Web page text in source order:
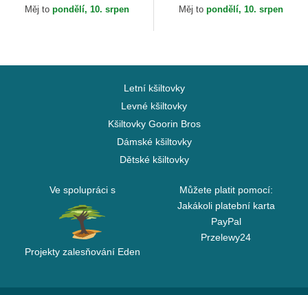
MLB New Era
Měj to pondělí, 10. srpen
New Era
Měj to pondělí, 10. srpen
Letní kšiltovky
Levné kšiltovky
Kšiltovky Goorin Bros
Dámské kšiltovky
Dětské kšiltovky
Ve spolupráci s
Projekty zalesňování Eden
Můžete platit pomocí:
Jakákoli platební karta
PayPal
Przelewy24